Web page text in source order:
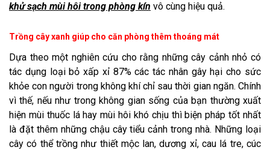
khử sạch mùi hôi trong phòng kín vô cùng hiệu quả.
Trồng cây xanh giúp cho căn phòng thêm thoáng mát
Dựa theo một nghiên cứu cho rằng những cây cảnh nhỏ có
tác dụng loại bỏ xấp xỉ 87% các tác nhân gây hại cho sức
khỏe con người trong không khí chỉ sau thời gian ngăn. Chính
vì thế, nếu như trong không gian sống của bạn thường xuất
hiện mùi thuốc lá hay mùi hôi khó chịu thì biện pháp tốt nhất
là đặt thêm những chậu cây tiểu cảnh trong nhà. Những loại
cây có thể trồng như thiết mộc lan, dương xỉ, cau lá tre, cúc